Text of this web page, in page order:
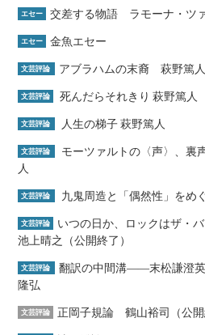
エセー 交差する物語 ラモーナ・ツ
エセー 金魚エセー
文芸評論 アブラハムの末裔 萩野篤人
文芸評論 死んだらそれきり 萩野篤人
文芸評論 人生の梯子 萩野篤人
文芸評論
モーツァルトの〈声〉、裏
人
文芸評論 九鬼周造と「偶然性」をめ
文芸評論
いつの日か、ロックはザ・
池上晴之（公開終了）
文芸評論
翻訳の中間溝――末松謙澄
隆弘
文芸評論
正岡子規論 鶴山裕司（公開